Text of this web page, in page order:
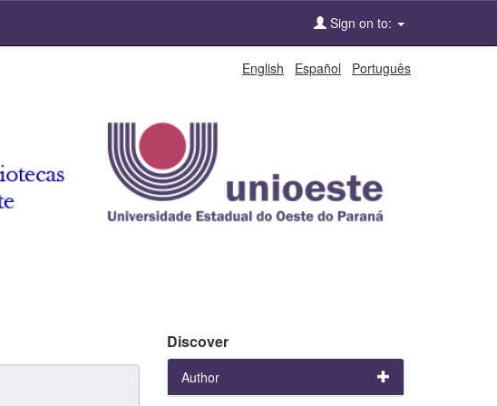
Sign on to:
English Español Português
Discover
Author